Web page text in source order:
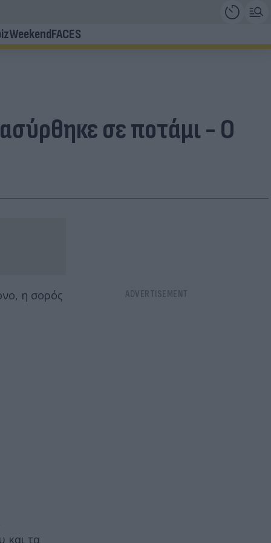
WeekendFACES
σε ποτάμι - Ο
η σορός
και τα